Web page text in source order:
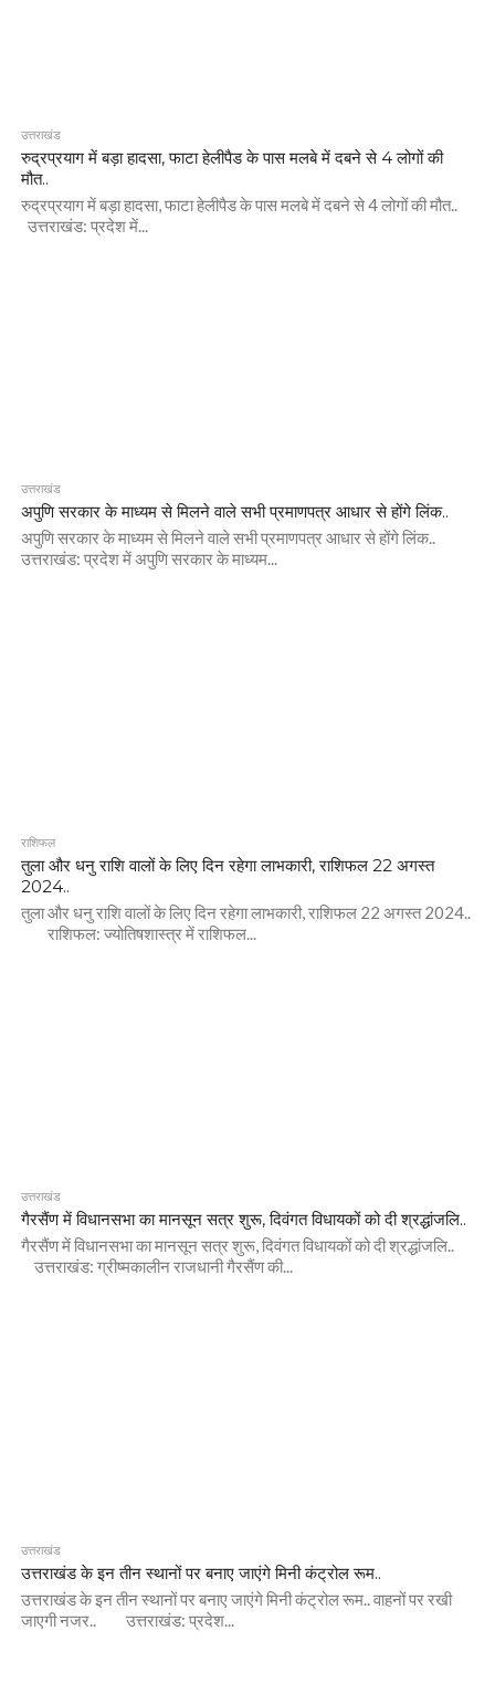
उत्तराखंड
रुद्रप्रयाग में बड़ा हादसा, फाटा हेलीपैड के पास मलबे में दबने से 4 लोगों की
मौत..
रुद्रप्रयाग में बड़ा हादसा, फाटा हेलीपैड के पास मलबे में दबने से 4 लोगों की मौत..
उत्तराखंड: प्रदेश में...
उत्तराखंड
अपुणि सरकार के माध्यम से मिलने वाले सभी प्रमाणपत्र आधार से होंगे लिंक..
अपुणि सरकार के माध्यम से मिलने वाले सभी प्रमाणपत्र आधार से होंगे लिंक..
उत्तराखंड: प्रदेश में अपुणि सरकार के माध्यम...
राशिफल
तुला और धनु राशि वालों के लिए दिन रहेगा लाभकारी, राशिफल 22 अगस्त
2024..
तुला और धनु राशि वालों के लिए दिन रहेगा लाभकारी, राशिफल 22 अगस्त 2024..
राशिफल: ज्योतिषशास्त्र में राशिफल...
उत्तराखंड
गैरसैंण में विधानसभा का मानसून सत्र शुरू, दिवंगत विधायकों को दी श्रद्धांजलि..
गैरसैंण में विधानसभा का मानसून सत्र शुरू, दिवंगत विधायकों को दी श्रद्धांजलि..
उत्तराखंड: ग्रीष्मकालीन राजधानी गैरसैंण की...
उत्तराखंड
उत्तराखंड के इन तीन स्थानों पर बनाए जाएंगे मिनी कंट्रोल रूम..
उत्तराखंड के इन तीन स्थानों पर बनाए जाएंगे मिनी कंट्रोल रूम.. वाहनों पर रखी
जाएगी नजर.. उत्तराखंड: प्रदेश...